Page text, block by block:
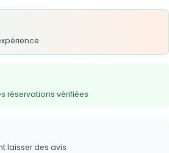
réservations vérifiées
laisser des avis